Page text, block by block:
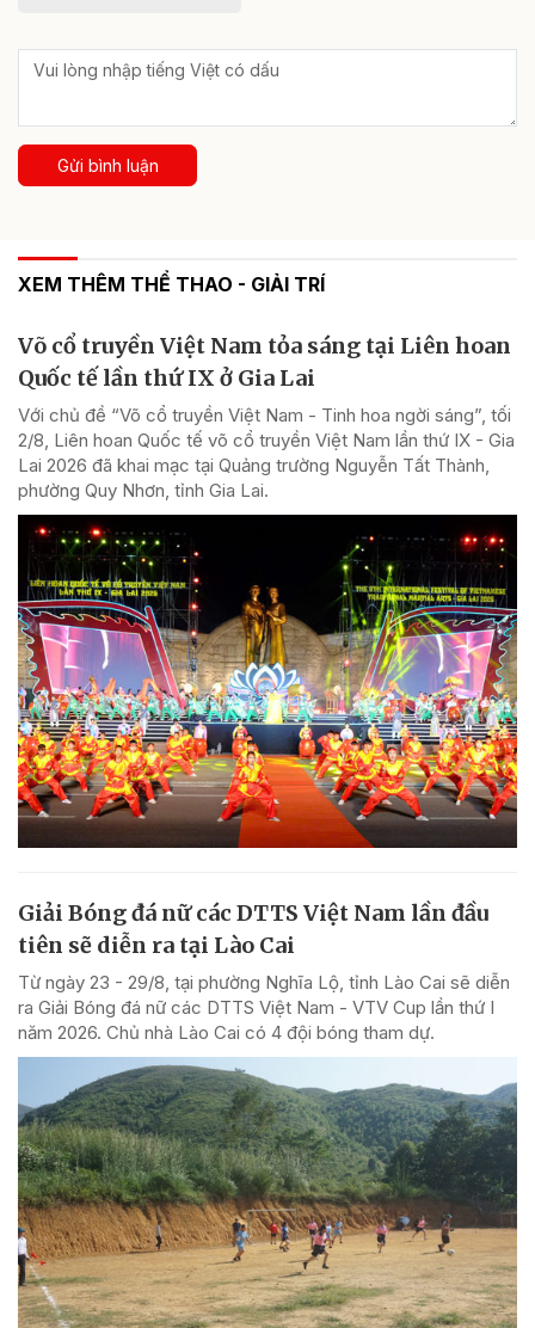
Gửi bình luận
XEM THÊM THỂ THAO - GIẢI TRÍ
Võ cổ truyền Việt Nam tỏa sáng tại Liên hoan
Quốc tế lần thứ IX ở Gia Lai
Với chủ đề “Võ cổ truyền Việt Nam - Tinh hoa ngời sáng”, tối
2/8, Liên hoan Quốc tế võ cổ truyền Việt Nam lần thứ IX - Gia
Lai 2026 đã khai mạc tại Quảng trường Nguyễn Tất Thành,
phường Quy Nhơn, tỉnh Gia Lai.
Giải Bóng đá nữ các DTTS Việt Nam lần đầu
tiên sẽ diễn ra tại Lào Cai
Từ ngày 23 - 29/8, tại phường Nghĩa Lộ, tỉnh Lào Cai sẽ diễn
ra Giải Bóng đá nữ các DTTS Việt Nam - VTV Cup lần thứ I
năm 2026. Chủ nhà Lào Cai có 4 đội bóng tham dự.